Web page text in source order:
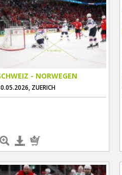
- NORWEGEN
ZUERICH